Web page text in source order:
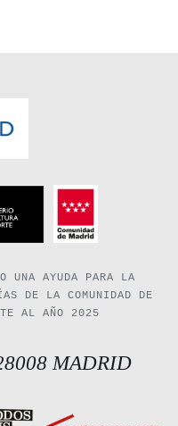
UNA AYUDA PARA LA
DE LA COMUNIDAD DE
AL AÑO 2025
MADRID